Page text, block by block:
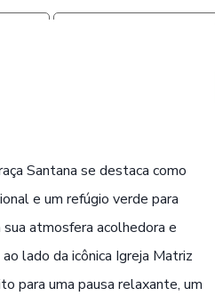
Santana se destaca como
e um refúgio verde para
atmosfera acolhedora e
lado da icônica Igreja Matriz
para uma pausa relaxante, um